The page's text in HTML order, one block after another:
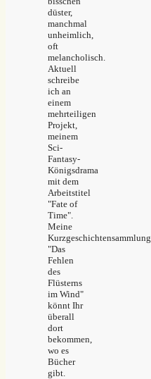
düster,
manchmal
unheimlich,
oft
melancholisch.
Aktuell
schreibe
ich an
einem
mehrteiligen
Projekt,
meinem
Sci-
Fantasy-
Königsdrama
mit dem
Arbeitstitel
"Fate of
Time".
Meine
Kurzgeschichtensammlung
"Das
Fehlen
des
Flüsterns
im Wind"
könnt Ihr
überall
dort
bekommen,
wo es
Bücher
gibt.